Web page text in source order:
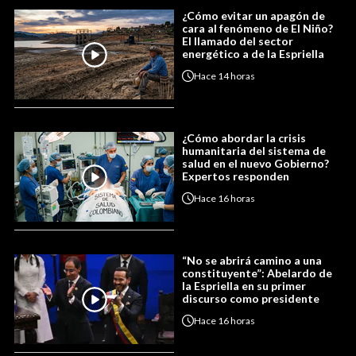
¿Cómo evitar un apagón de
cara al fenómeno de El Niño?
El llamado del sector
energético a de la Espriella
Hace 14 horas
¿Cómo abordar la crisis
humanitaria del sistema de
salud en el nuevo Gobierno?
Expertos responden
Hace 16 horas
“No se abrirá camino a una
constituyente”: Abelardo de
la Espriella en su primer
discurso como presidente
Hace 16 horas